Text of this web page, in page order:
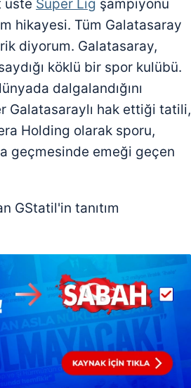
üste Süper Lig şampiyonu
hikayesi. Tüm Galatasaray
diyorum. Galatasaray,
köklü bir spor kulübü.
dalgalandığını
Galatasaraylı hak ettiği tatili,
Holding olarak sporu,
geçmesinde emeği geçen
GStatil'in tanıtım